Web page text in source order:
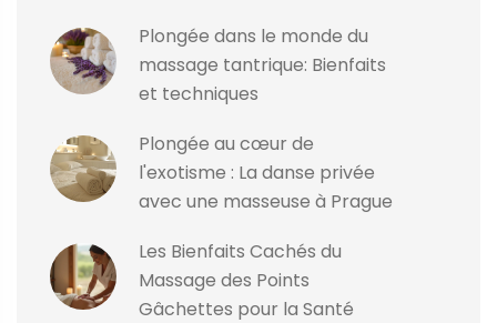
Plongée dans le monde du
massage tantrique: Bienfaits
et techniques
Plongée au cœur de
l'exotisme : La danse privée
avec une masseuse à Prague
Les Bienfaits Cachés du
Massage des Points
Gâchettes pour la Santé